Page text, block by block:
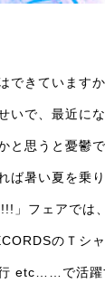
できていますか
いで、最近に
と思うと憂鬱で
ば暑い夏を乗
」フェアでは、
のＴシ
etc……で活躍